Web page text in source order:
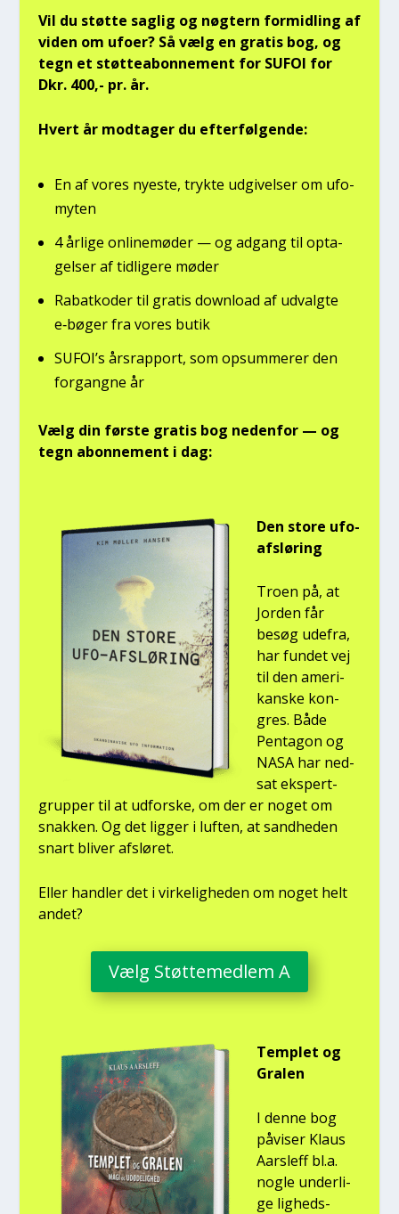
Vil du støt­te sag­lig og nøg­tern for­mid­ling af
viden om ufo­er? Så vælg en gra­tis bog, og
tegn et støt­tea­bon­ne­ment for SUFOI for
Dkr. 400,- pr. år.
Hvert år mod­ta­ger du efter­føl­gen­de:
En af vores nye­ste, tryk­te udgi­vel­ser om ufo­
myten
4 årli­ge onli­ne­mø­der — og adgang til opta­
gel­ser af tid­li­ge­re møder
Rabat­ko­der til gra­tis down­lo­ad af udvalg­te
e‑bøger fra vores butik
SUFOI’s års­rap­port, som opsum­me­rer den
for­gang­ne år
Vælg din før­ste gra­tis bog neden­for — og
tegn abon­ne­ment i dag:
Den sto­re ufo-
afslø­ring
Tro­en på, at
Jor­den får
besøg ude­fra,
har fun­det vej
til den ame­ri­
kan­ske kon­
gres. Både
Pen­ta­gon og
NASA har ned­
sat eks­pert­
grup­per til at udfor­ske, om der er noget om
snak­ken. Og det lig­ger i luf­ten, at sand­he­den
snart bli­ver afslø­ret.
Eller hand­ler det i vir­ke­lig­he­den om noget helt
andet?
Vælg Støt­te­med­lem A
Temp­let og
Gra­len
I den­ne bog
påvi­ser Klaus
Aars­l­eff bl.a.
nog­le under­li­
ge lig­heds­